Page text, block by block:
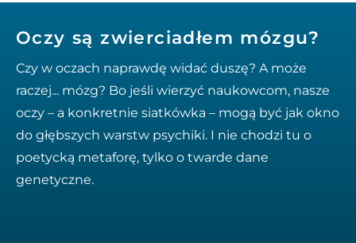
Oczy są zwierciadłem mózgu?
Czy w oczach naprawdę widać duszę? A może
raczej... mózg? Bo jeśli wierzyć naukowcom, nasze
oczy – a konkretnie siatkówka – mogą być jak okno
do głębszych warstw psychiki. I nie chodzi tu o
poetycką metaforę, tylko o twarde dane
genetyczne.